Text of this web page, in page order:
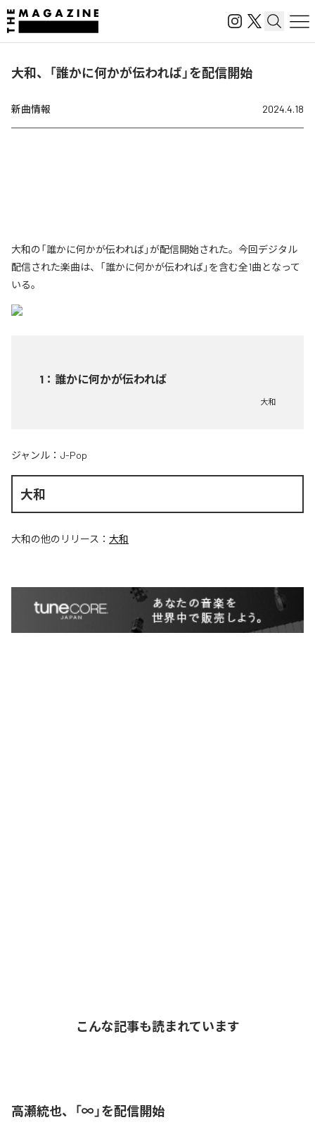
大和、「誰かに何かが伝われば」を配信開始
新曲情報 2024.4.18
大和の「誰かに何かが伝われば」が配信開始された。今回デジタル
配信された楽曲は、「誰かに何かが伝われば」を含む全1曲となって
いる。
1 ： 誰かに何かが伝われば
大和
ジャンル： J-Pop
大和
大和の他のリリース： 大和
こんな記事も読まれています
高瀬統也、「∞」を配信開始